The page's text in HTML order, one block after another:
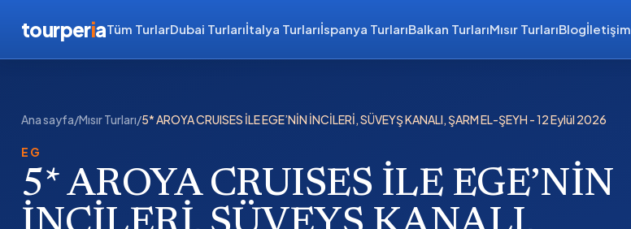
tourperiaTüm TurlarDubai Turlarıİtalya Turlarıİspanya TurlarıBalkan TurlarıMısır TurlarıBlogİletişim
Ana sayfa/Mısır Turları/5* AROYA CRUISES İLE EGE’NİN İNCİLERİ, SÜVEYŞ KANALI, ŞARM EL-ŞEYH - 12 Eylül 2026
EG
5* AROYA CRUISES İLE EGE’NİN